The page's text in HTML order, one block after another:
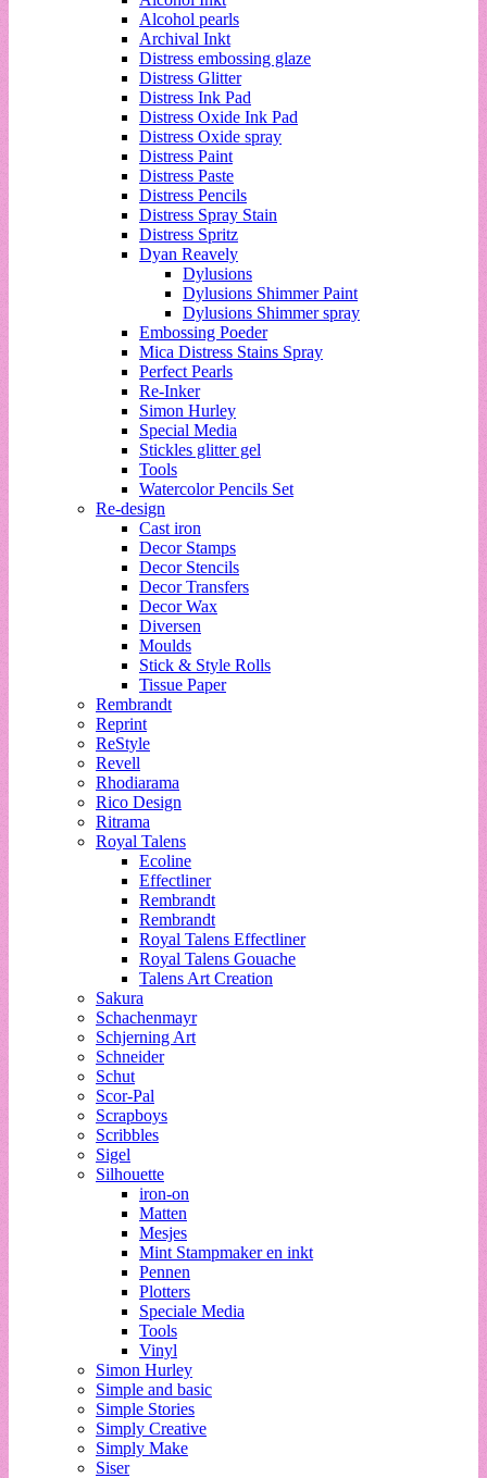
Alcohol pearls
Archival Inkt
Distress embossing glaze
Distress Glitter
Distress Ink Pad
Distress Oxide Ink Pad
Distress Oxide spray
Distress Paint
Distress Paste
Distress Pencils
Distress Spray Stain
Distress Spritz
Dyan Reavely
Dylusions
Dylusions Shimmer Paint
Dylusions Shimmer spray
Embossing Poeder
Mica Distress Stains Spray
Perfect Pearls
Re-Inker
Simon Hurley
Special Media
Stickles glitter gel
Tools
Watercolor Pencils Set
Re-design
Cast iron
Decor Stamps
Decor Stencils
Decor Transfers
Decor Wax
Diversen
Moulds
Stick & Style Rolls
Tissue Paper
Rembrandt
Reprint
ReStyle
Revell
Rhodiarama
Rico Design
Ritrama
Royal Talens
Ecoline
Effectliner
Rembrandt
Rembrandt
Royal Talens Effectliner
Royal Talens Gouache
Talens Art Creation
Sakura
Schachenmayr
Schjerning Art
Schneider
Schut
Scor-Pal
Scrapboys
Scribbles
Sigel
Silhouette
iron-on
Matten
Mesjes
Mint Stampmaker en inkt
Pennen
Plotters
Speciale Media
Tools
Vinyl
Simon Hurley
Simple and basic
Simple Stories
Simply Creative
Simply Make
Siser